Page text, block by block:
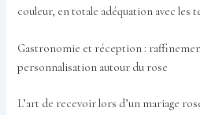
couleur, en totale adéquation avec les
Gastronomie et réception :
personnalisation autour du rose
L’art de recevoir lors d’un mariage